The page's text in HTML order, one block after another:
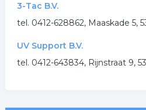
3-Tac B.V.
tel. 0412-628862, Maaskade 5,
UV Support B.V.
tel. 0412-643834, Rijnstraat 9,